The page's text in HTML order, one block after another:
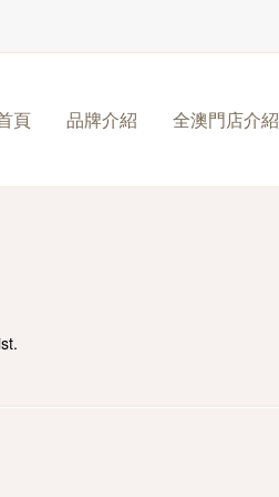
頁 品牌介紹 全澳門店介紹